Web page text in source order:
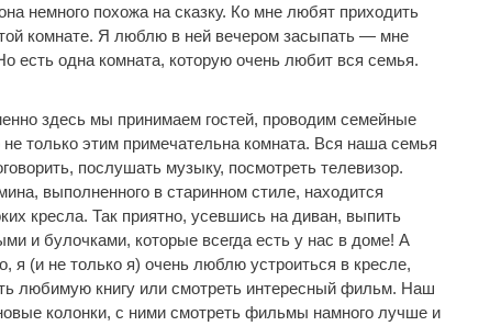
немного похожа на сказку. Ко мне любят приходить
комнате. Я люблю в ней вечером засыпать — мне
есть одна комната, которую очень любит вся семья.
здесь мы принимаем гостей, проводим семейные
только этим примечательна комната. Вся наша семья
послушать музыку, посмотреть телевизор.
выполненного в старинном стиле, находится
кресла. Так приятно, усевшись на диван, выпить
и булочками, которые всегда есть у нас в доме! А
я (и не только я) очень люблю устроиться в кресле,
любимую книгу или смотреть интересный фильм. Наш
колонки, с ними смотреть фильмы намного лучше и